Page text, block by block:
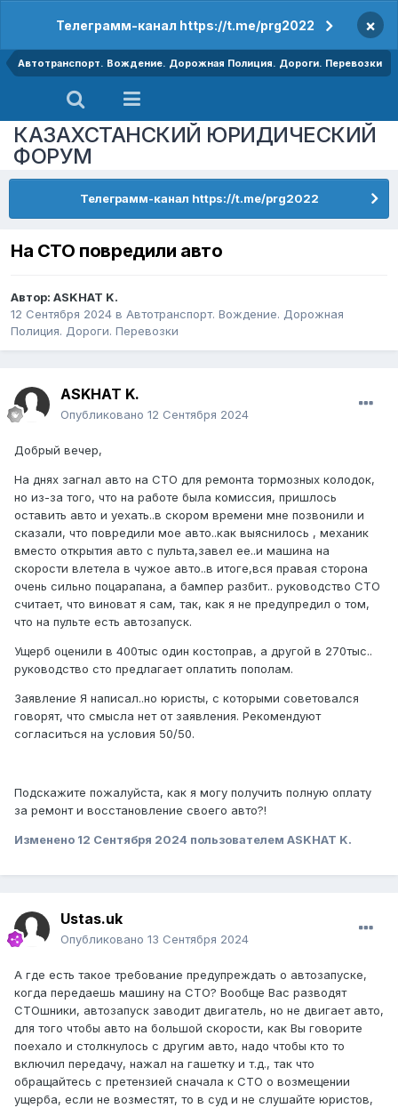
Телеграмм-канал https://t.me/prg2022 ×
Автотранспорт. Вождение. Дорожная Полиция. Дороги. Перевозки
КАЗАХСТАНСКИЙ ЮРИДИЧЕСКИЙ
ФОРУМ
Телеграмм-канал https://t.me/prg2022
На СТО повредили авто
Автор: ASKHAT K.
12 Сентября 2024 в Автотранспорт. Вождение. Дорожная
Полиция. Дороги. Перевозки
ASKHAT K.
Опубликовано 12 Сентября 2024
Добрый вечер,
На днях загнал авто на СТО для ремонта тормозных колодок,
но из-за того, что на работе была комиссия, пришлось
оставить авто и уехать..в скором времени мне позвонили и
сказали, что повредили мое авто..как выяснилось , механик
вместо открытия авто с пульта,завел ее..и машина на
скорости влетела в чужое авто..в итоге,вся правая сторона
очень сильно поцарапана, а бампер разбит.. руководство СТО
считает, что виноват я сам, так, как я не предупредил о том,
что на пульте есть автозапуск.
Ущерб оценили в 400тыс один костоправ, а другой в 270тыс..
руководство сто предлагает оплатить пополам.
Заявление Я написал..но юристы, с которыми советовался
говорят, что смысла нет от заявления. Рекомендуют
согласиться на условия 50/50.
Подскажите пожалуйста, как я могу получить полную оплату
за ремонт и восстановление своего авто?!
Изменено 12 Сентября 2024 пользователем ASKHAT K.
Ustas.uk
Опубликовано 13 Сентября 2024
А где есть такое требование предупреждать о автозапуске,
когда передаешь машину на СТО? Вообще Вас разводят
СТОшники, автозапуск заводит двигатель, но не двигает авто,
для того чтобы авто на большой скорости, как Вы говорите
поехало и столкнулось с другим авто, надо чтобы кто то
включил передачу, нажал на гашетку и т.д., так что
обращайтесь с претензией сначала к СТО о возмещении
ущерба, если не возместят, то в суд и не слушайте юристов,